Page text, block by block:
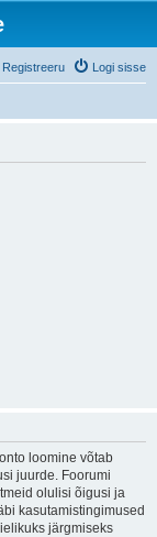
Logi sisse
Registreeru
loomine võtab
juurde. Foorumi
olulisi õigusi ja
kasutamistingimused
järgmiseks